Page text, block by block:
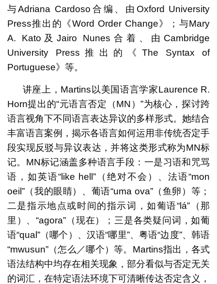
与Adriana Cardoso合编、由Oxford University
Press推出的《Word Order Change》；与Mary
A. Kato及Jairo Nunes合着、由Cambridge
University Press推出的《The Syntax of
Portuguese》等。
讲座上，Martins以美国语言学家Laurence R.
Horn提出的“元语言否定（MN）”为核心，探讨跨
语言视角下不同语言表达异议的多样形式。她结合
丰富语言案例，揭示各语言如何运用非传统否定手
段实现反驳与异议表达，并将这类形式称为MN标
记。MN标记涵盖多种语言手段：一是习语和咒骂
语，如英语“like hell”（绝对不会）、法语“mon
oeil”（我的眼睛）、葡语“uma ova”（鱼卵）等；
二是指示地点或时间的指示词，如葡语“lá”（那
里）、“agora”（现在）；三是各类疑问词，如葡
语“qual”（哪个）、汉语“哪里”、粤语“边度”、韩语
“mwusun”（怎么／哪个）等。Martins指出，各式
语法结构中均存在相关现象，部分看似与否定无关
的词汇，在特定语法环境下可清晰传达否定含义，